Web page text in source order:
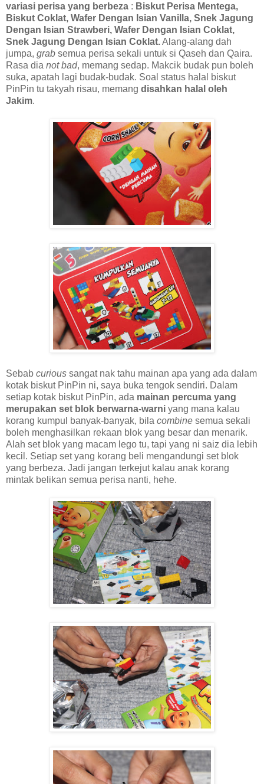
variasi perisa yang berbeza : Biskut Perisa Mentega,
Biskut Coklat, Wafer Dengan Isian Vanilla, Snek Jagung
Dengan Isian Strawberi, Wafer Dengan Isian Coklat,
Snek Jagung Dengan Isian Coklat.Alang-alang dah
jumpa, grab semua perisa sekali untuk si Qaseh dan Qaira.
Rasa dia not bad, memang sedap. Makcik budak pun boleh
suka, apatah lagi budak-budak. Soal status halal biskut
PinPin tu takyah risau, memang disahkan halal oleh
Jakim.
Sebab curious sangat nak tahu mainan apa yang ada dalam
kotak biskut PinPin ni, saya buka tengok sendiri. Dalam
setiap kotak biskut PinPin, ada mainan percuma yang
merupakan set blok berwarna-warni yang mana kalau
korang kumpul banyak-banyak, bila combine semua sekali
boleh menghasilkan rekaan blok yang besar dan menarik.
Alah set blok yang macam lego tu, tapi yang ni saiz dia lebih
kecil. Setiap set yang korang beli mengandungi set blok
yang berbeza. Jadi jangan terkejut kalau anak korang
mintak belikan semua perisa nanti, hehe.